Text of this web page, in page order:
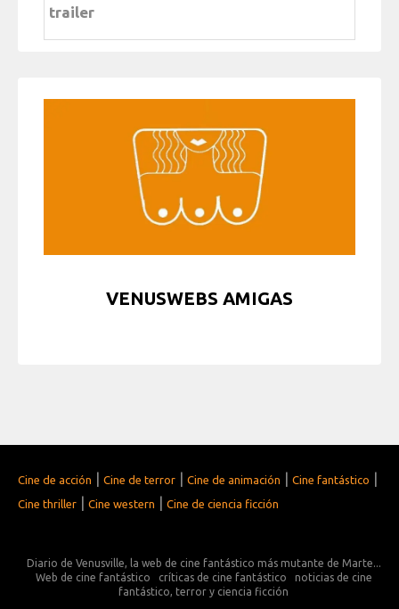
trailer
VENUSWEBS AMIGAS
Cine de acción Cine de terror Cine de animación Cine fantástico
Cine thriller Cine western Cine de ciencia ficción
Diario de Venusville, la web de cine fantástico más mutante de Marte...
Web de cine fantástico
críticas de cine fantástico
noticias de cine
fantástico, terror y ciencia ficción